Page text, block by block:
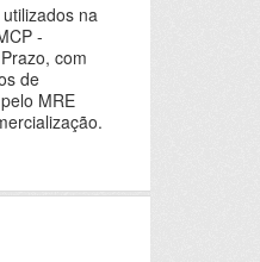
na
-
com
de
MRE